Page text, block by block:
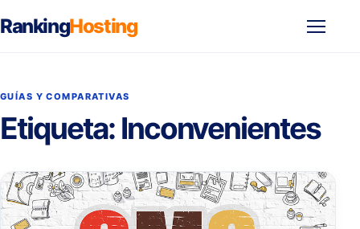
RankingHosting
GUÍAS Y COMPARATIVAS
Etiqueta: Inconvenientes